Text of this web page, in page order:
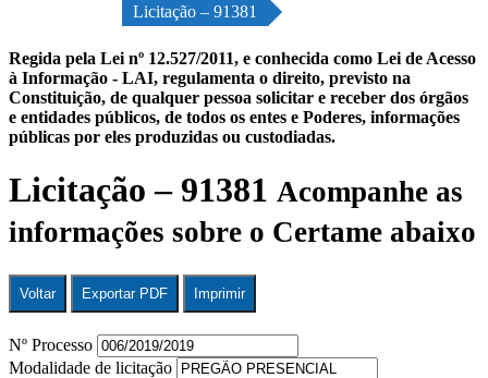
Licitação – 91381
Regida pela Lei nº 12.527/2011, e conhecida como Lei de Acesso
à Informação - LAI, regulamenta o direito, previsto na
Constituição, de qualquer pessoa solicitar e receber dos órgãos
e entidades públicos, de todos os entes e Poderes, informações
públicas por eles produzidas ou custodiadas.
Licitação – 91381 Acompanhe as
informações sobre o Certame abaixo
Voltar Exportar PDF Imprimir
Nº Processo
Modalidade de licitação